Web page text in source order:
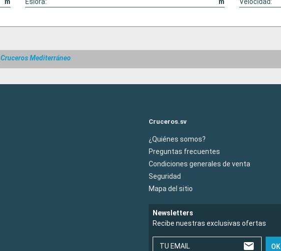
Cruceros Mediterráneo
Cruceros.sv
¿Quiénes somos?
Preguntas frecuentes
Condiciones generales de venta
Seguridad
Mapa del sitio
Newsletters
Recibe nuestras exclusivas ofertas
TU EMAIL OK